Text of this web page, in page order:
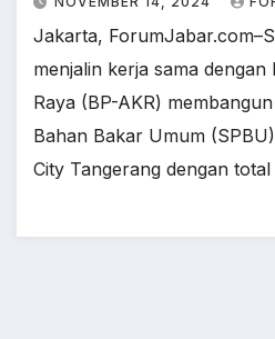
Jakarta,
menjalin kerja sama
Raya (BP-AKR)
Bahan Bakar Umum
City Tangerang dengan